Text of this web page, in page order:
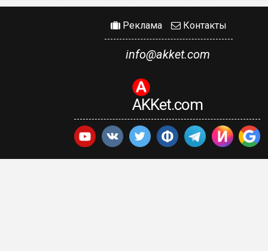
Реклама Контакты
info@akket.com
AKKet.com